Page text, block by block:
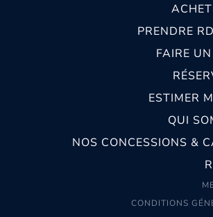
PRENDRE
FAIRE
ESTIMER
QUI
NOS CONCESSIONS &
CONDITIONS